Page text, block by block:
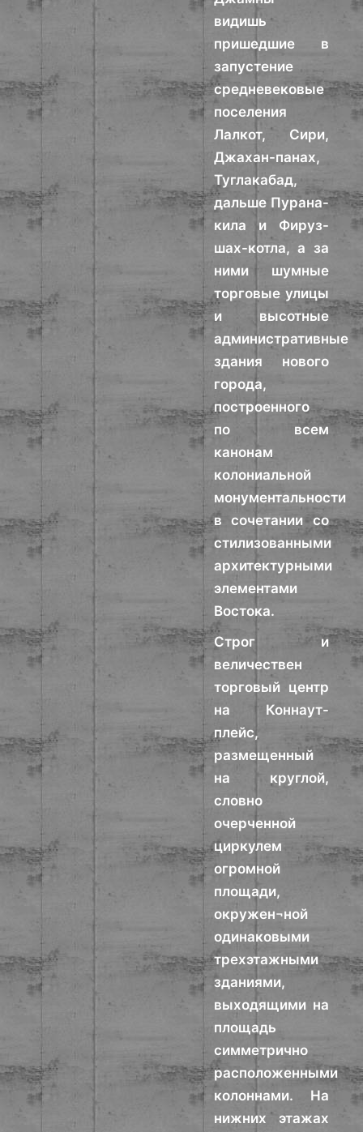
видишь
пришедшие в
запустение
средневековые
поселения
Лалкот, Сири,
Джахан-панах,
Туглакабад,
дальше Пурана-
кила и Фируз-
шах-котла, а за
ними шумные
торговые улицы
и высотные
административные
здания нового
города,
построенного
по всем
канонам
колониальной
монументальности
в сочетании со
стилизованными
архитектурными
элементами
Востока.
Строг и
величествен
торговый центр
на Коннаут-
плейс,
размещенный
на круглой,
словно
очерченной
циркулем
огромной
площади,
окружен¬ной
одинаковыми
трехэтажными
зданиями,
выходящими на
площадь
симметрично
расположенными
колоннами. На
нижних этажах